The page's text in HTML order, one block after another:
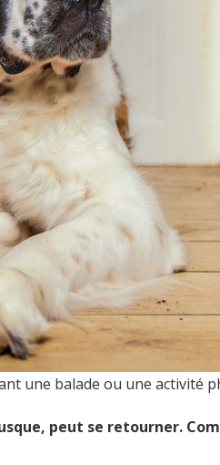
avec les porte-
selon DIN ISO 1173-D
une balade ou une activité
peut se retourner.